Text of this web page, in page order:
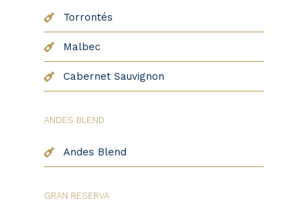
Torrontés
Malbec
Cabernet Sauvignon
ANDES BLEND
Andes Blend
GRAN RESERVA